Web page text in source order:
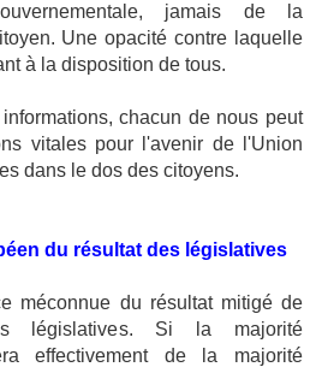
jamais de la
Une opacité contre laquelle
à la disposition de tous.
chacun de nous peut
vitales pour l'avenir de l'Union
dans le dos des citoyens.
du résultat des législatives
méconnue du résultat mitigé de
législatives. Si la majorité
effectivement de la majorité